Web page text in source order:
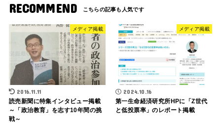
RECOMMEND
メディア掲載
2016.11.11
読売新聞に特集インタビュー掲載
～「政治教育」を志す10年間の挑
戦～
メディア掲載
2024.10.16
第一生命経済研究所HPに「Z世代
と低投票率」のレポート掲載